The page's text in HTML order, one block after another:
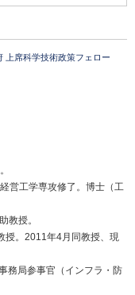
上席科学技術政策フェロー
営工学専攻修了。博士（工
教授。
授。2011年4月同教授、現
務局参事官（インフラ・防